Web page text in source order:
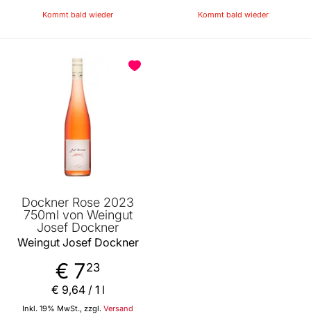
Kommt bald wieder Kommt bald wieder
Dockner Rose 2023
750ml von Weingut
Josef Dockner
Weingut Josef Dockner
€ 723
Inkl. 19% MwSt., zzgl. Versand
€ 9,64/ 1 l